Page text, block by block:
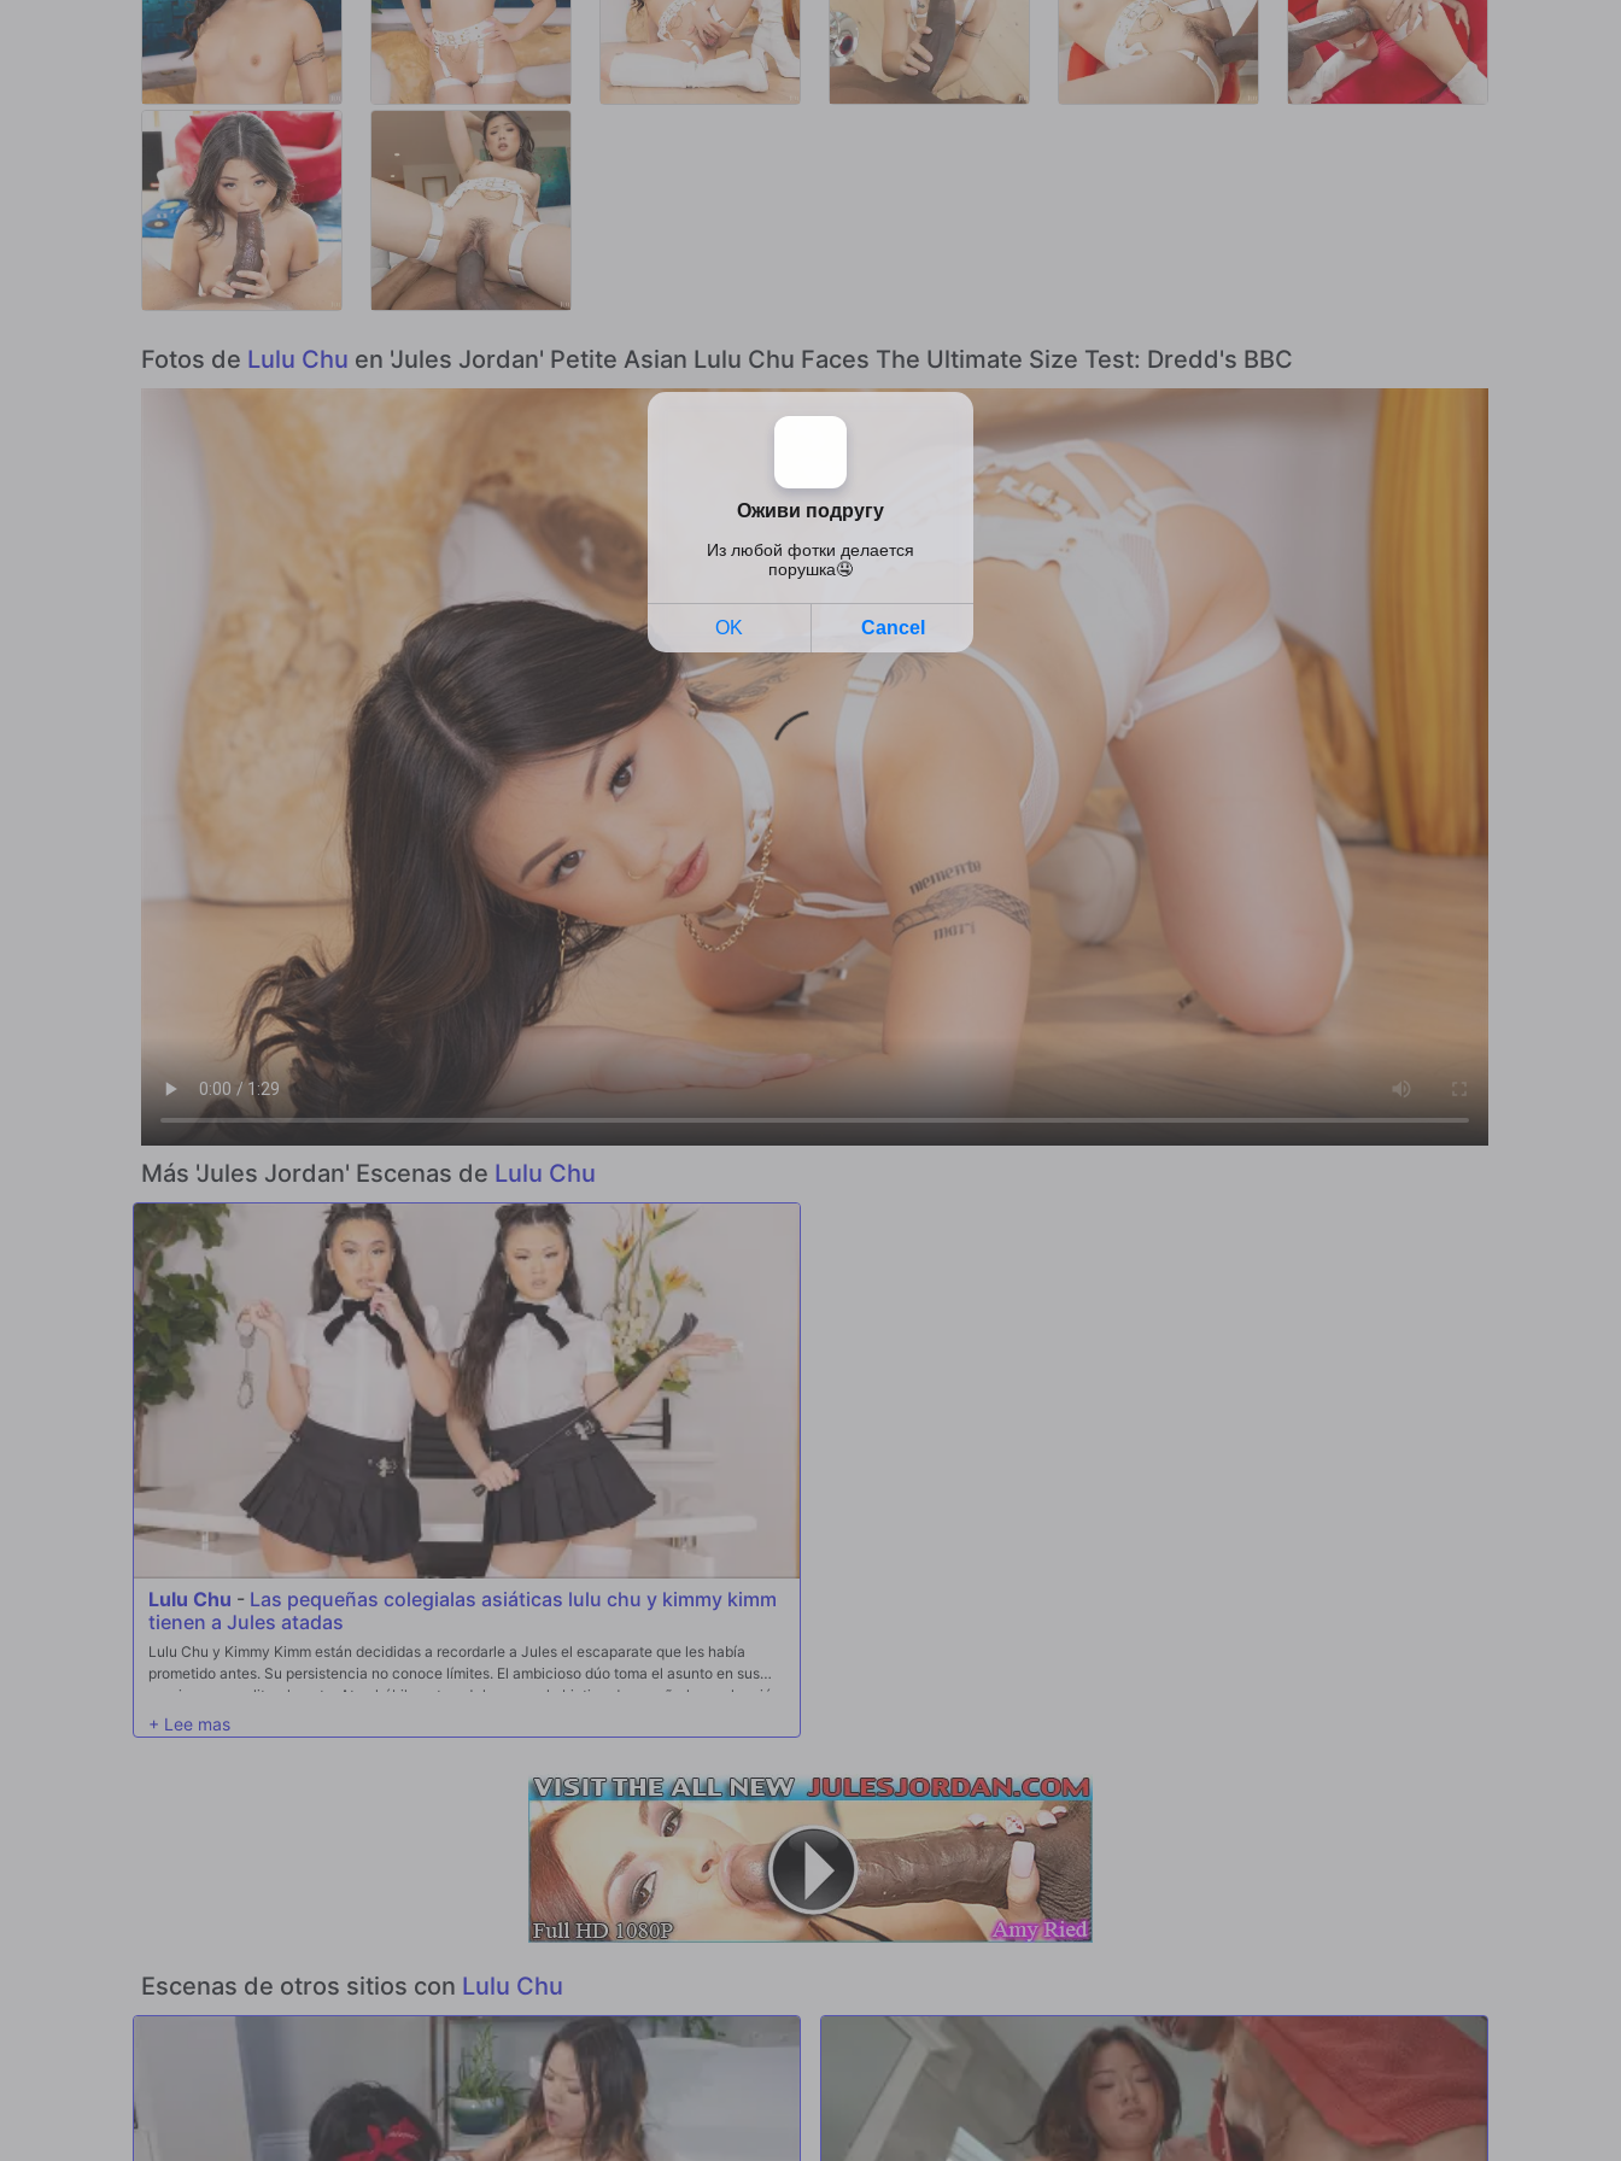
Fotos de Lulu Chu en 'Jules Jordan' Petite Asian Lulu Chu Faces The Ultimate Size Test: Dredd's BBC
Más 'Jules Jordan' Escenas de Lulu Chu
Lulu Chu - Las pequeñas colegialas asiáticas lulu chu y kimmy kimm
tienen a Jules atadas
Lulu Chu y Kimmy Kimm están decididas a recordarle a Jules el escaparate que les había
prometido antes. Su persistencia no conoce límites. El ambicioso dúo toma el asunto en sus
propias manos, literalmente. Atan hábilmente a Jules, con el objetivo de enseñarle una lección
caprichosa pero firme sobre la importancia de cumplir la palabra. Lulu y Kimmy exhiben una
actuación memorable que es poco probable que Jules olvide pronto.
Escenas de otros sitios con Lulu Chu